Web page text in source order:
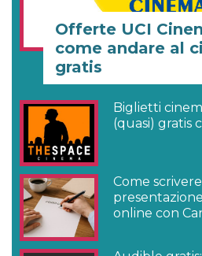
Offerte UCI
come andare al
gratis
Biglietti
(quasi) gratis
Come
online con